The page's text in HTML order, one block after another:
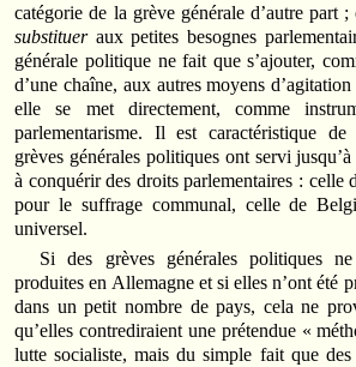
catégorie de la grève générale d’autre part
substitueraux petites besognes
générale politique ne fait que s’ajouter,
d’une chaîne, aux autres moyens
elle se met directement, comme
parlementarisme. Il est caractéristique
grèves générales politiques ont servi
à conquérir des droits parlementaires : celle
pour le suffrage communal, celle de
universel.
Si des grèves générales politiques
produites en Allemagne et si elles n’ont été
dans un petit nombre de pays, cela ne
qu’elles contrediraient une prétendue «
lutte socialiste, mais du simple fait que